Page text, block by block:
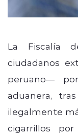
La Fiscalía
ciudadanos
peruano—
aduanera,
ilegalmente
cigarrillos